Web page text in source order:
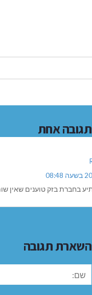
תגובה אחת